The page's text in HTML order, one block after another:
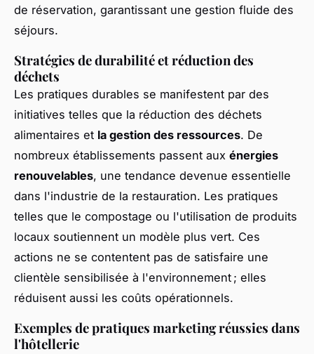
de réservation, garantissant une gestion fluide des
séjours.
Stratégies de durabilité et réduction des
déchets
Les pratiques durables se manifestent par des
initiatives telles que la réduction des déchets
alimentaires et la gestion des ressources. De
nombreux établissements passent aux énergies
renouvelables, une tendance devenue essentielle
dans l'industrie de la restauration. Les pratiques
telles que le compostage ou l'utilisation de produits
locaux soutiennent un modèle plus vert. Ces
actions ne se contentent pas de satisfaire une
clientèle sensibilisée à l'environnement ; elles
réduisent aussi les coûts opérationnels.
Exemples de pratiques marketing réussies dans
l'hôtellerie